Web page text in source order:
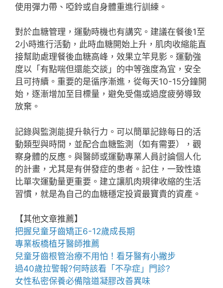
使用彈力帶、啞鈴或自身體重進行訓練。
對於血糖管理，運動時機也有講究。建議在餐後1至
2小時進行活動，此時血糖開始上升，肌肉收縮能直
接幫助處理餐後血糖高峰，效果立竿見影。運動強
度以「有點喘但還能交談」的中等強度為宜，安全
且可持續。重要的是循序漸進，從每天10-15分鐘開
始，逐漸增加至目標量，避免受傷或過度疲勞導致
放棄。
記錄與監測能提升執行力。可以簡單記錄每日的活
動類型與時間，並配合血糖監測（如有需要），觀
察身體的反應。與醫師或運動專業人員討論個人化
的計畫，尤其是有併發症的患者。記住，一致性遠
比單次運動量更重要。建立讓肌肉規律收縮的生活
習慣，就是為自己的血糖穩定投資最寶貴的資產。
【其他文章推薦】
把握兒童牙齒矯正6-12歲成長期
專業板橋植牙醫師推薦
兒童牙齒根管治療不用怕！看牙醫有小撇步
過40歲拉警報?何時該看「 不孕症 」門診?
女性私密保養必備 陰道凝膠改善異味